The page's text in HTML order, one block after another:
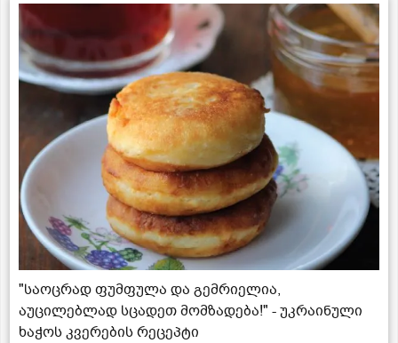
"საოცრად ფუმფულა და გემრიელია,
აუცილებლად სცადეთ მომზადება!" - უკრაინული
ხაჭოს კვერების რეცეპტი